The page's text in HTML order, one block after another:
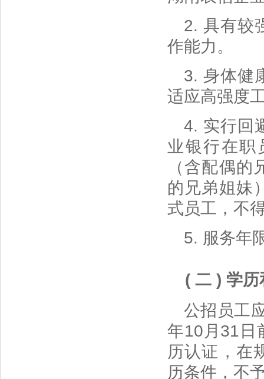
2. 具有较
作能力。
3. 身体健
适应高强度
4. 实行回
业银行在职
（含配偶
的兄弟姐妹
式员工，不
5. 服务年
( 二 ) 学
公招员工
年10月31日
历认证，在
历条件，不